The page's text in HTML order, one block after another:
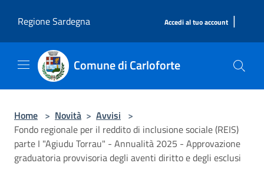
Regione Sardegna
Accedi al tuo account |
Comune di Carloforte
Home > Novità > Avvisi >
Fondo regionale per il reddito di inclusione sociale (REIS)
parte I "Agiudu Torrau" - Annualità 2025 - Approvazione
graduatoria provvisoria degli aventi diritto e degli esclusi